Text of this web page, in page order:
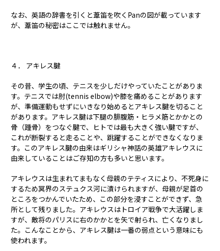
なお、英語の辞書を引くと葦笛を吹くPanの図が載っています
が、葦笛の秘密はここでは触れません。
４． アキレス腱
その昔、学生の頃、テニスを少しだけやっていたことがありま
す。テニスでは肘(tennis elbow)や膝を痛めることがあります
が、準備運動もせずにいきなり始めるとアキレス腱を切ること
があります。アキレス腱は下腿の腓腹筋・ヒラメ筋とかかとの
骨（踵骨）をつなぐ腱で、ヒトでは最も大きく強い腱ですが、
これが断裂すると走ることや、跳躍することができなくなりま
す。このアキレス腱の由来はギリシャ神話の英雄アキレウスに
由来していることはご存知の方も多いと思います。
アキレウスは生まれてまもなく母親のテティスにより、不死身に
するため冥界のステュクス河に漬けられますが、母親が足首の
ところをつかんでいたため、この部分を浸すことができず、急
所として残りました。アキレウスはトロイア戦争で大活躍しま
すが、敵将のパリスに右のかかとを矢で射られ、亡くなりまし
た。こんなことから、アキレス腱は一番の弱点という意味にも
使われます。